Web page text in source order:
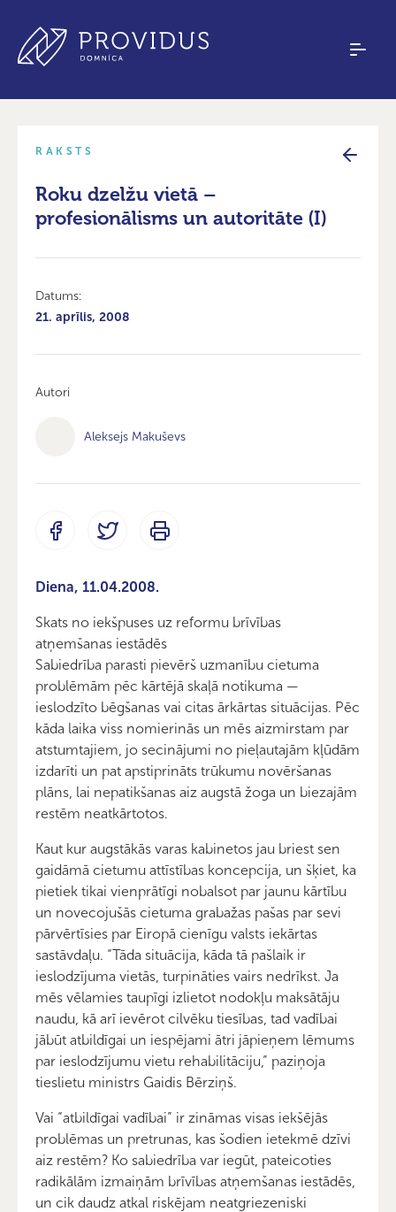
RAKSTS
Roku dzelžu vietā –
profesionālisms un autoritāte (I)
Datums:
21. aprīlis, 2008
Autori
Aleksejs Makuševs
Diena, 11.04.2008.
Skats no iekšpuses uz reformu brīvības
atņemšanas iestādēs
Sabiedrība parasti pievērš uzmanību cietuma
problēmām pēc kārtējā skaļā notikuma —
ieslodzīto bēgšanas vai citas ārkārtas situācijas. Pēc
kāda laika viss nomierinās un mēs aizmirstam par
atstumtajiem, jo secinājumi no pieļautajām kļūdām
izdarīti un pat apstiprināts trūkumu novēršanas
plāns, lai nepatikšanas aiz augstā žoga un biezajām
restēm neatkārtotos.
Kaut kur augstākās varas kabinetos jau briest sen
gaidāmā cietumu attīstības koncepcija, un šķiet, ka
pietiek tikai vienprātīgi nobalsot par jaunu kārtību
un novecojušās cietuma grabažas pašas par sevi
pārvērtīsies par Eiropā cienīgu valsts iekārtas
sastāvdaļu. “Tāda situācija, kāda tā pašlaik ir
ieslodzījuma vietās, turpināties vairs nedrīkst. Ja
mēs vēlamies taupīgi izlietot nodokļu maksātāju
naudu, kā arī ievērot cilvēku tiesības, tad vadībai
jābūt atbildīgai un iespējami ātri jāpieņem lēmums
par ieslodzījumu vietu rehabilitāciju,” paziņoja
tieslietu ministrs Gaidis Bērziņš.
Vai “atbildīgai vadībai” ir zināmas visas iekšējās
problēmas un pretrunas, kas šodien ietekmē dzīvi
aiz restēm? Ko sabiedrība var iegūt, pateicoties
radikālām izmaiņām brīvības atņemšanas iestādēs,
un cik daudz atkal riskējam neatgriezeniski